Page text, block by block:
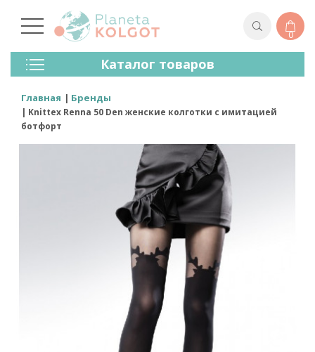
0
Каталог товаров
Колготки
Чулки
Лосины (леггинсы)
Носки И Гольфы
Спортивная Одежда
Главная Бренды
Knittex Renna 50 Den женские колготки с имитацией
ботфорт